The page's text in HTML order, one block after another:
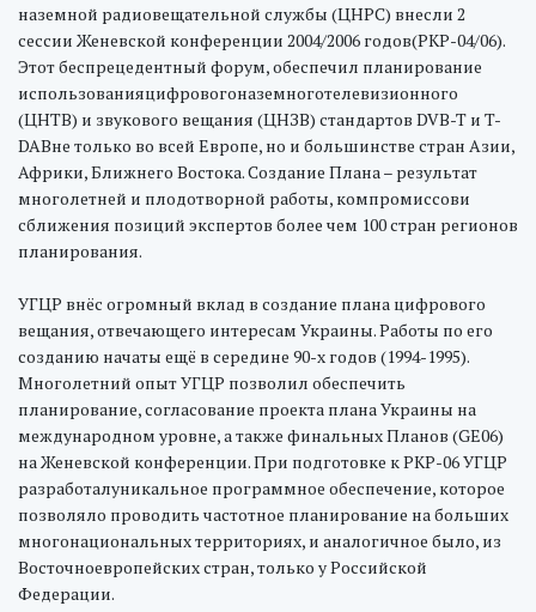
наземной радиовещательной службы (ЦНРС) внесли 2
сессии Женевской конференции 2004/2006 годов(РКР-04/06).
Этот беспрецедентный форум, обеспечил планирование
использованияцифровогоназемноготелевизионного
(ЦНТВ) и звукового вещания (ЦНЗВ) стандартов DVB-T и T-
DABне только во всей Европе, но и большинстве стран Азии,
Африки, Ближнего Востока. Создание Плана – результат
многолетней и плодотворной работы, компромиссови
сближения позиций экспертов более чем 100 стран регионов
планирования.
УГЦР внёс огромный вклад в создание плана цифрового
вещания, отвечающего интересам Украины. Работы по его
созданию начаты ещё в середине 90-х годов (1994-1995).
Многолетний опыт УГЦР позволил обеспечить
планирование, согласование проекта плана Украины на
международном уровне, а также финальных Планов (GE06)
на Женевской конференции. При подготовке к РКР-06 УГЦР
разработалуникальное программное обеспечение, которое
позволяло проводить частотное планирование на больших
многонациональных территориях, и аналогичное было, из
Восточноевропейских стран, только у Российской
Федерации.